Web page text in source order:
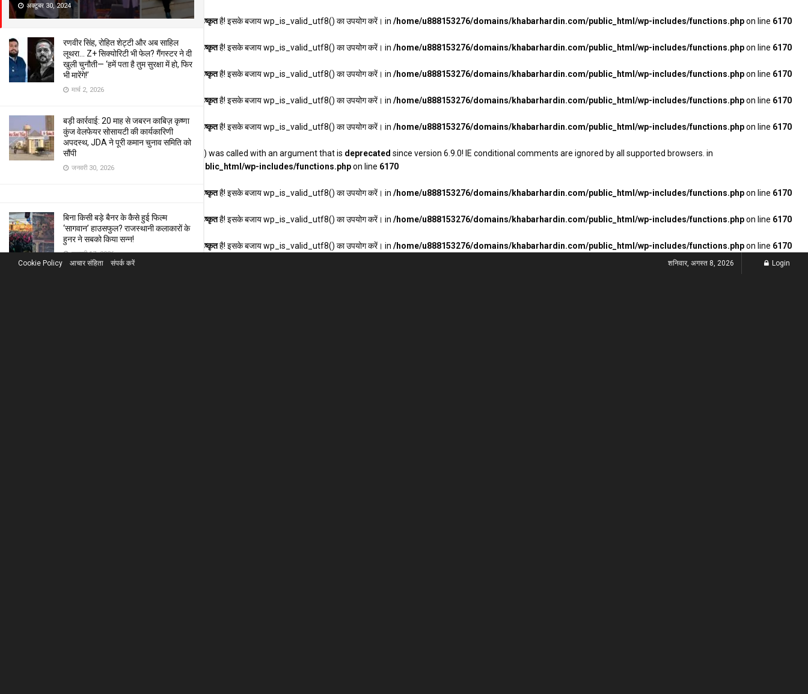
Deprecated: संस्करण 6.9.0 के बाद से फ़ंक्शन seems_utf8 बहिष्कृतहै! इसके बजाय wp_is_valid_utf8() का उपयोग करें। in /home/u888153276/domains/khabarhardin.com/public_html/wp-includes/functions.phpon line 6170
Deprecated: संस्करण 6.9.0 के बाद से फ़ंक्शन seems_utf8 बहिष्कृतहै! इसके बजाय wp_is_valid_utf8() का उपयोग करें। in /home/u888153276/domains/khabarhardin.com/public_html/wp-includes/functions.phpon line 6170
Deprecated: संस्करण 6.9.0 के बाद से फ़ंक्शन seems_utf8 बहिष्कृतहै! इसके बजाय wp_is_valid_utf8() का उपयोग करें। in /home/u888153276/domains/khabarhardin.com/public_html/wp-includes/functions.phpon line 6170
बहिष्कृतहै! इसके बजाय wp_is_valid_utf8() का उपयोग करें। in /home/u888153276/domains/khabarhardin.com/public_html/wp-includes/functions.phpon line 6170
Deprecated : संस्करण 6.9.0 के बाद से फ़ंक्शन seems_utf8 बहिष्कृतहै! इसके बजाय wp_is_valid_utf8() का उपयोग करें। in /home/u888153276/domains/khabarhardin.com/public_html/wp-includes/functions.phpon line 6170
Deprecated: Function WP_Dependencies->add_data() was called with an argument that is deprecated since version 6.9.0! IE conditional comments are ignored by all supported browsers. in
/home/u888153276/domains/khabarhardin.com/public_html/wp-includes/functions.phpon line 6170
बहिष्कृतहै! इसके बजाय wp_is_valid_utf8() का उपयोग करें। in /home/u888153276/domains/khabarhardin.com/public_html/wp-includes/functions.phpon line 6170
Deprecated: संस्करण 6.9.0 के बाद से फ़ंक्शन seems_utf8 बहिष्कृतहै! इसके बजाय wp_is_valid_utf8() का उपयोग करें। in /home/u888153276/domains/khabarhardin.com/public_html/wp-includes/functions.phpon line 6170
Deprecated: संस्करण 6.9.0 के बाद से फ़ंक्शन seems_utf8 बहिष्कृतहै! इसके बजाय wp_is_valid_utf8() का उपयोग करें। in /home/u888153276/domains/khabarhardin.com/public_html/wp-includes/functions.phpon line 6170
अक्टूबर 30, 2024
रणवीर सिंह, रोहित शेट्टी और अब साहिल
लूथरा… Z+ सिक्योरिटी भी फेल? गैंगस्टर ने दी
खुली चुनौती— ‘हमें पता है तुम सुरक्षा में हो, फिर
भी मारेंगे!’
मार्च 2, 2026
बड़ी कार्रवाई: 20 माह से जबरन काबिज़ कृष्णा
कुंज वेलफेयर सोसायटी की कार्यकारिणी
अपदस्थ, JDA ने पूरी कमान चुनाव समिति को
सौंपी
जनवरी 30, 2026
बिना किसी बड़े बैनर के कैसे हुई फिल्म
‘सागवान’ हाउसफुल? राजस्थानी कलाकारों के
हुनर ने सबको किया सन्न!
जनवरी 17, 2026
Cookie Policy आचार संहिता संपर्क करें शनिवार, अगस्त 8, 2026 Login